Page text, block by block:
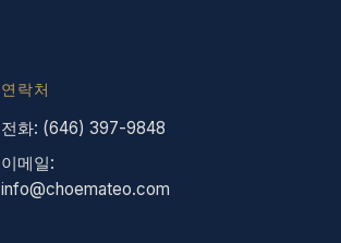
연락처
전화: (646) 397-9848
이메일:
info@choemateo.com